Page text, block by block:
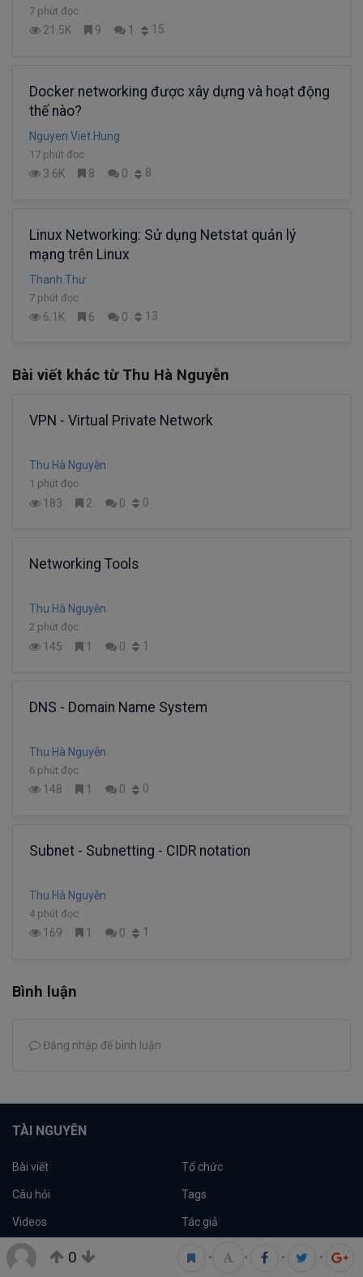
7 phút đọc
21.5K 9 1 15
Docker networking được xây dựng và hoạt động
thế nào?
Nguyen Viet Hung
17 phút đọc
3.6K 8 0 8
Linux Networking: Sử dụng Netstat quản lý
mạng trên Linux
Thanh Thư
7 phút đọc
6.1K 6 0 13
Bài viết khác từ Thu Hà Nguyễn
VPN - Virtual Private Network
Thu Hà Nguyễn
1 phút đọc
183 2 0 0
Networking Tools
Thu Hà Nguyễn
2 phút đọc
145 1 0 1
DNS - Domain Name System
Thu Hà Nguyễn
6 phút đọc
148 1 0 0
Subnet - Subnetting - CIDR notation
Thu Hà Nguyễn
4 phút đọc
169 1 0 1
Bình luận
Đăng nhập để bình luận
0 • • • •
TÀI NGUYÊN
Bài viết Tổ chức
Câu hỏi Tags
Videos Tác giả
Thảo luận Đề xuất hệ thống